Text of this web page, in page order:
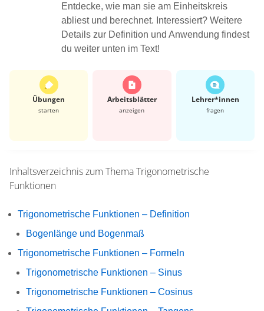
Entdecke, wie man sie am Einheitskreis
abliest und berechnet. Interessiert? Weitere
Details zur Definition und Anwendung findest
du weiter unten im Text!
Übungen
starten
Arbeits­blätter
anzeigen
Lehrer*​innen
fragen
Inhaltsverzeichnis zum ThemaTrigonometrische
Funktionen
Trigonometrische Funktionen – Definition
Bogenlänge und Bogenmaß
Trigonometrische Funktionen – Formeln
Trigonometrische Funktionen – Sinus
Trigonometrische Funktionen – Cosinus